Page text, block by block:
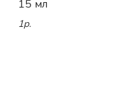
15 мл
1р.